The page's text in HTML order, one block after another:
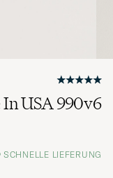
In USA 990v6
SCHNELLE LIEFERUNG